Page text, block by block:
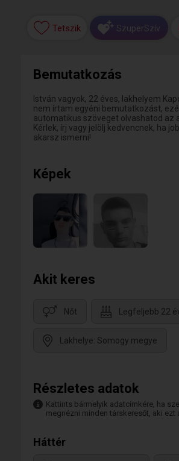
Tetszik SzuperSzív
Bemutatkozás
István vagyok, 22 éves, lakhelyem
nem írtam egyéni bemutatkozást,
automatikus szöveget olvashatod az
Kérlek, írj vagy jelölj kedvencnek, ha
akarsz ismerni!
Képek
Akit keres
Nőt Legfeljebb 22
Lakhelye: Somogy megye
Részletes adatok
Kattints bármelyik adatcímkére, ha
megnézni minden társkeresőt, aki ezt
Háttér